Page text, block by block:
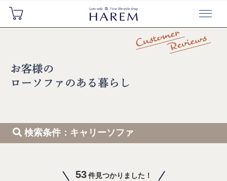
検索条件：キャリーソファ
53 件見つかりました！